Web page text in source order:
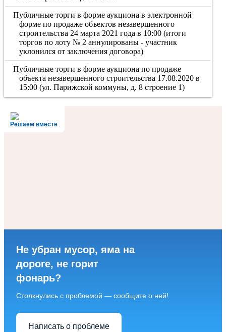
Публичные торги в форме аукциона в электронной
форме по продаже объектов незавершенного
строительства 24 марта 2021 года в 10:00 (итоги
торгов по лоту № 2 аннулированы - участник
уклонился от заключения договора)
Публичные торги в форме аукциона по продаже
объекта незавершенного строительства 17.08.2020 в
15:00 (ул. Парижской коммуны, д. 8 строение 1)
Решаем вместе
Не убран мусор, яма на
дороге, не горит
фонарь?
Столкнулись с проблемой — сообщите о ней!
Написать о проблеме